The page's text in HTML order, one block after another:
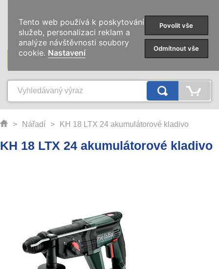
KATEGORIE
> Nářadí > KH 18 LTX 24 akumulátorové kladivo
KH 18 LTX 24 akumulátorové kladivo
Tento web používá k poskytování
služeb, personalizaci reklam a
analýze návštěvnosti soubory
cookie. Nastavení
Povolit vše
Odmítnout vše